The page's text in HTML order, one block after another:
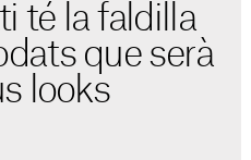
té la faldilla
que serà
looks